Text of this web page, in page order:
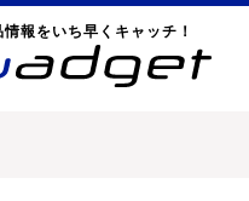
報をいち早くキャッチ！